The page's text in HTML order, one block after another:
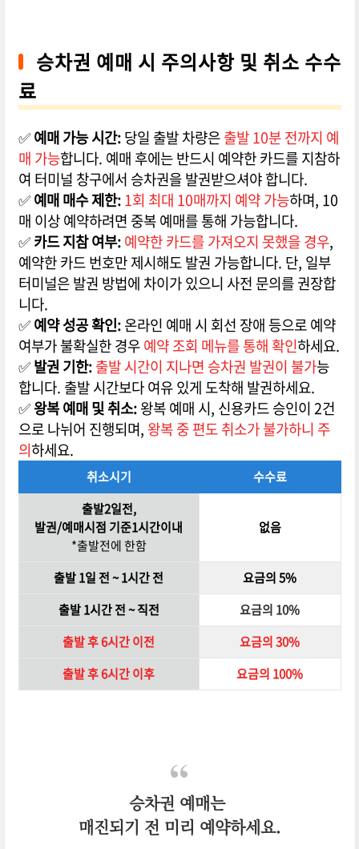
승차권 예매 시 주의사항 및 취소 수수
료
✅예매 가능 시간:당일 출발 차량은출발 10분 전까지 예
매 가능합니다. 예매 후에는 반드시 예약한 카드를 지참하
여 터미널 창구에서 승차권을 발권받으셔야 합니다.
✅예매 매수 제한:1회 최대 10매까지 예약 가능하며, 10
매 이상 예약하려면 중복 예매를 통해 가능합니다.
✅카드 지참 여부:예약한 카드를 가져오지 못했을 경우,
예약한 카드 번호만 제시해도 발권 가능합니다. 단, 일부
터미널은 발권 방법에 차이가 있으니 사전 문의를 권장합
니다.
✅예약 성공 확인:온라인 예매 시 회선 장애 등으로 예약
여부가 불확실한 경우예약 조회 메뉴를 통해 확인하세요.
✅발권 기한:출발 시간이 지나면 승차권 발권이 불가능
합니다. 출발 시간보다 여유 있게 도착해 발권하세요.
✅왕복 예매 및 취소:왕복 예매 시, 신용카드 승인이 2건
으로 나뉘어 진행되며, 왕복 중 편도 취소가 불가하니 주
의하세요.
취소시기
수수료
출발2일전,
발권/예매시점 기준1시간이내
*출발전에 한함
없음
출발 1일 전 ~ 1시간 전
요금의 5%
출발 1시간 전 ~ 직전
요금의 10%
출발 후 6시간 이전
요금의 30%
출발 후 6시간 이후
요금의 100%
승차권 예매는
매진되기 전 미리 예약하세요.